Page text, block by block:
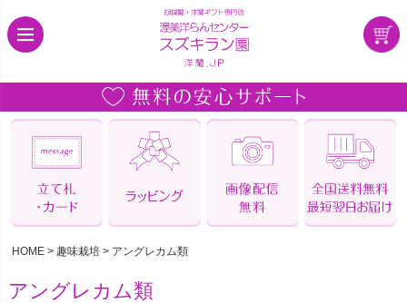
HOME 趣味栽培 アングレカム類
アングレカム類